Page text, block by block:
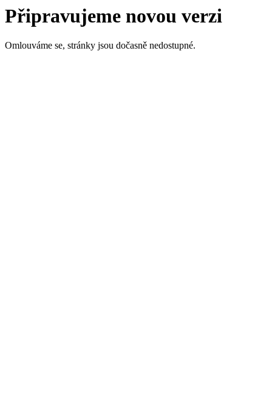
Připravujeme novou verzi
Omlouváme se, stránky jsou dočasně nedostupné.